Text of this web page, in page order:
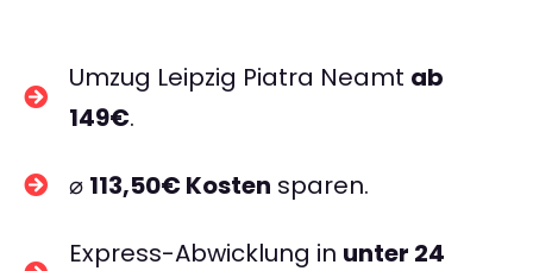
Umzug Leipzig Piatra Neamt ab
149€.
⌀ 113,50€ Kosten sparen.
Express-Abwicklung in unter 24